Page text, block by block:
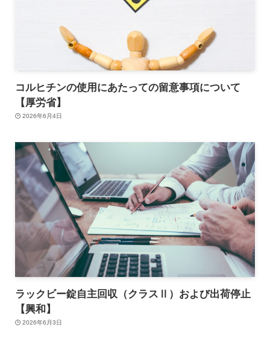
コルヒチンの使用にあたっての留意事項について
【厚労省】
2026年6月4日
ラックビー錠自主回収（クラスⅡ）および出荷停止
【興和】
2026年6月3日